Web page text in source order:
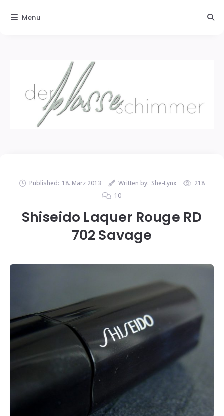
Published: 18. März 2013 Written by: She-Lynx
218
10
Shiseido Laquer Rouge RD
702 Savage
Menu